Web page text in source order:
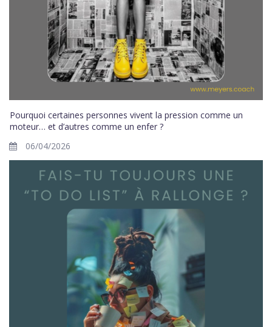
Pourquoi certaines personnes vivent la pression comme un
moteur… et d’autres comme un enfer ?
06/04/2026